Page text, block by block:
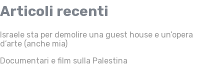
Articoli recenti
Israele sta per demolire una guest house e un’opera
d’arte (anche mia)
Documentari e film sulla Palestina